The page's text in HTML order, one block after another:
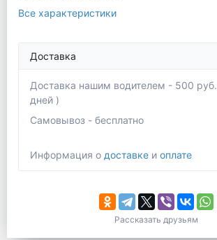
Все характеристики
Доставка
Доставка нашим водителем - 500 руб.
дней )
Самовывоз - бесплатно
Информация о доставке и оплате
Рассказать друзьям